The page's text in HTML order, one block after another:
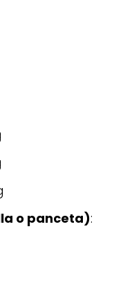
o panceta):